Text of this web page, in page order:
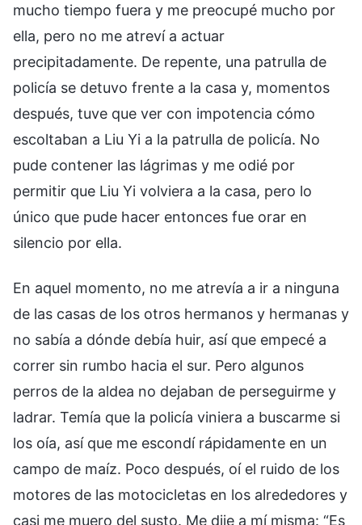
mucho tiempo fuera y me preocupé mucho por
ella, pero no me atreví a actuar
precipitadamente. De repente, una patrulla de
policía se detuvo frente a la casa y, momentos
después, tuve que ver con impotencia cómo
escoltaban a Liu Yi a la patrulla de policía. No
pude contener las lágrimas y me odié por
permitir que Liu Yi volviera a la casa, pero lo
único que pude hacer entonces fue orar en
silencio por ella.
En aquel momento, no me atrevía a ir a ninguna
de las casas de los otros hermanos y hermanas y
no sabía a dónde debía huir, así que empecé a
correr sin rumbo hacia el sur. Pero algunos
perros de la aldea no dejaban de perseguirme y
ladrar. Temía que la policía viniera a buscarme si
los oía, así que me escondí rápidamente en un
campo de maíz. Poco después, oí el ruido de los
motores de las motocicletas en los alrededores y
casi me muero del susto. Me dije a mí misma: “Es